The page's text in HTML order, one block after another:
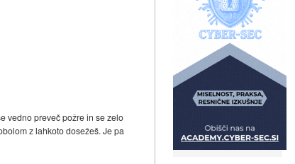
vedno preveč požre in se zelo
z lahkoto dosežeš. Je pa